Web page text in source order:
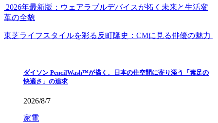
2026年最新版：ウェアラブルデバイスが拓く未来と生活変
革の全貌
東芝ライフスタイルを彩る反町隆史：CMに見る俳優の魅力
ダイソン PencilWash™が描く、日本の住空間に寄り添う「素足の
快適さ」の追求
2026/8/7
家電